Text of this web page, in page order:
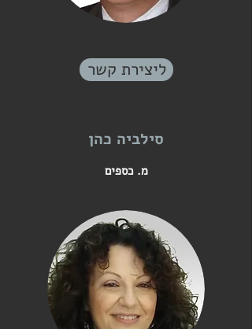
ליצירת קשר
סילביה כהן
מ. כספים